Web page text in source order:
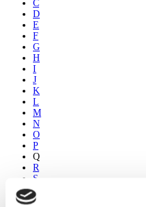
C
D
E
F
G
H
I
J
K
L
M
N
O
P
Q
R
S
T
U